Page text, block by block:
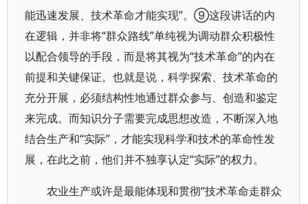
能迅速发展、技术革命才能实现”。⑨这段讲话的内
在逻辑，并非将“群众路线”单纯视为调动群众积极性
以配合领导的手段，而是将其视为“技术革命”的内在
前提和关键保证。也就是说，科学探索、技术革命的
充分开展，必须结构性地通过群众参与、创造和鉴定
来完成。而知识分子需要完成思想改造，不断深入地
结合生产和“实际”，才能实现科学和技术的革命性发
展，在此之前，他们并不独享认定“实际”的权力。
农业生产或许是最能体现和贯彻“技术革命走群众